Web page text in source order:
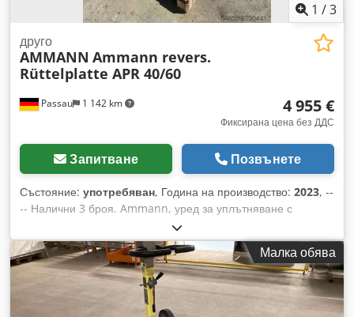
1 /3
Passau 1 142 km
друго
AMMANN Ammann revers.
Rüttelplatte APR 40/60
4 955 €
Фиксирана цена без ДДС
Запитване Позвънете
Състояние: употребяван, Година на производство: 2023, --
-- Налични 3 броя. Ammann, уред за уплътняване с
обратен ход, модел APR 40/60 Инв. номер: 100563147
Година на производство: 2023 Ammann, уред за
уплътняване с обратен ход, модел APR 40/60 Инв. номер:
100563148 Cedpfx Ahezkzzbetsrf Година на производство:
2023 Данни: Двигател: Hatz / дизел Тегло на машината: 284
кг Ширина на уплътняване: 600 мм
Малка обява